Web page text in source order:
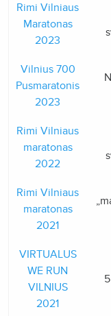
Rimi Vilniaus
Maratonas
2023
Vilnius 700
Pusmaratonis
2023
Rimi Vilniaus
maratonas
2022
Rimi Vilniaus
maratonas
2021
VIRTUALUS
WE RUN
VILNIUS
2021